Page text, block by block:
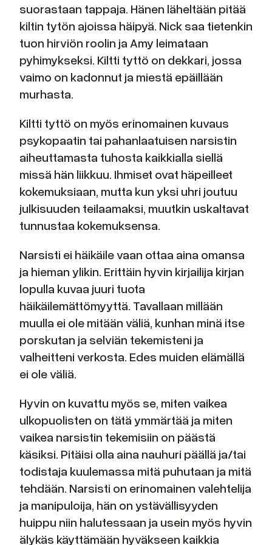
suorastaan tappaja. Hänen läheltään pitää
kiltin tytön ajoissa häipyä. Nick saa tietenkin
tuon hirviön roolin ja Amy leimataan
pyhimykseksi. Kiltti tyttö on dekkari, jossa
vaimo on kadonnut ja miestä epäillään
murhasta.
Kiltti tyttö on myös erinomainen kuvaus
psykopaatin tai pahanlaatuisen narsistin
aiheuttamasta tuhosta kaikkialla siellä
missä hän liikkuu. Ihmiset ovat häpeilleet
kokemuksiaan, mutta kun yksi uhri joutuu
julkisuuden teilaamaksi, muutkin uskaltavat
tunnustaa kokemuksensa.
Narsisti ei häikäile vaan ottaa aina omansa
ja hieman ylikin. Erittäin hyvin kirjailija kirjan
lopulla kuvaa juuri tuota
häikäilemättömyyttä. Tavallaan millään
muulla ei ole mitään väliä, kunhan minä itse
porskutan ja selviän tekemisteni ja
valheitteni verkosta. Edes muiden elämällä
ei ole väliä.
Hyvin on kuvattu myös se, miten vaikea
ulkopuolisten on tätä ymmärtää ja miten
vaikea narsistin tekemisiin on päästä
käsiksi. Pitäisi olla aina nauhuri päällä ja/tai
todistaja kuulemassa mitä puhutaan ja mitä
tehdään. Narsisti on erinomainen valehtelija
ja manipuloija, hän on ystävällisyyden
huippu niin halutessaan ja usein myös hyvin
älykäs käyttämään hyväkseen kaikkia